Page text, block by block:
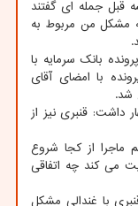
قبل جمله ای گفتند
مشکل من مربوط به
بانک سرمایه با
با امضای آقای
شد.
داشت: قنبری نیز از
ماجرا از کجا شروع
می کند چه اتفاقی
با غندالی مشکل